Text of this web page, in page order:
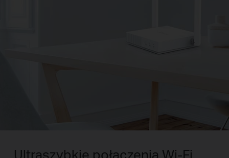
Ultraszybkie połączenia Wi-Fi